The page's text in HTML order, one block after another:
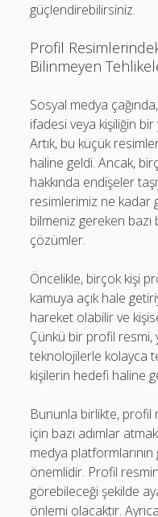
güçlendirebilirsiniz.
Profil
Bilinmeyen
Sosyal medya
ifadesi veya kişiliğin
Artık, bu küçük
haline geldi. Ancak,
hakkında endişeler
resimlerimiz ne kadar
bilmeniz gereken
çözümler.
Öncelikle, birçok kişi
kamuya açık hale
hareket olabilir ve
Çünkü bir profil resmi,
teknolojilerle kolayca
kişilerin hedefi haline
Bununla birlikte, profil
için bazı adımlar
medya platformlarının
önemlidir. Profil
görebileceği şekilde
önlemi olacaktır.